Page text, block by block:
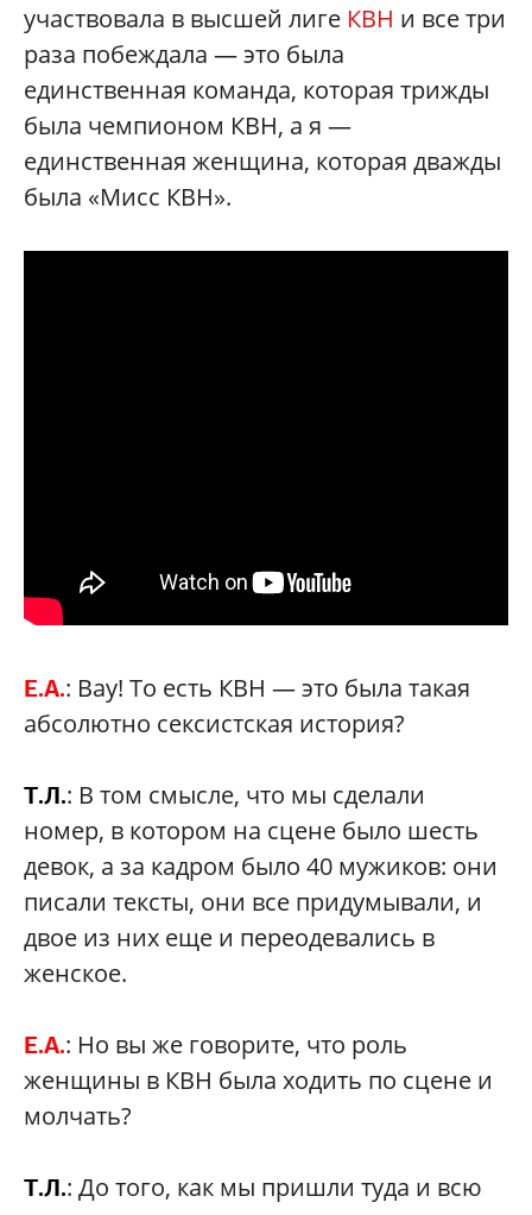
участвовала в высшей лиге КВН и все три
раза побеждала — это была
единственная команда, которая трижды
была чемпионом КВН, а я —
единственная женщина, которая дважды
была «Мисс КВН».
Е.А.: Вау! То есть КВН — это была такая
абсолютно сексистская история?
Т.Л.: В том смысле, что мы сделали
номер, в котором на сцене было шесть
девок, а за кадром было 40 мужиков: они
писали тексты, они все придумывали, и
двое из них еще и переодевались в
женское.
Е.А.: Но вы же говорите, что роль
женщины в КВН была ходить по сцене и
молчать?
Т.Л.: До того, как мы пришли туда и всю